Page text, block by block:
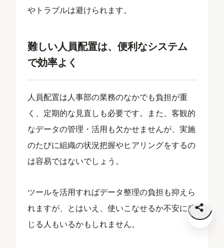
やトラブルは避けられます。
難しい人員配置は、便利なシステム
で効率よく
人員配置は人事部の業務のなかでも負担が重
く、定期的な見直しも必要です。また、客観的
なデータの管理・活用も欠かせませんが、実施
のたびに組織の状況把握やヒアリングをするの
は容易ではないでしょう。
ツールを活用すればデータ整理の負担も抑えら
れますが、とはいえ、使いこなせるか不安に感
じる人もいるかもしれません。